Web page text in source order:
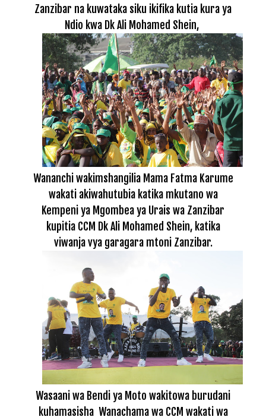
Zanzibar na kuwataka siku ikifika kutia kura ya
Ndio kwa Dk Ali Mohamed Shein,
Wananchi wakimshangilia Mama Fatma Karume
wakati akiwahutubia katika mkutano wa
Kempeni ya Mgombea ya Urais wa Zanzibar
kupitia CCM Dk Ali Mohamed Shein, katika
viwanja vya garagara mtoni Zanzibar.
Wasaani wa Bendi ya Moto wakitowa burudani
kuhamasisha Wanachama wa CCM wakati wa